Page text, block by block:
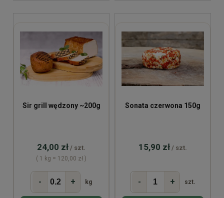
Sir grill wędzony ~200g
24,00 zł / szt.
( 1 kg = 120,00 zł )
- + kg
Sonata czerwona 150g
15,90 zł / szt.
- + szt.